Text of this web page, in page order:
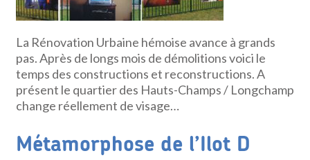
La Rénovation Urbaine hémoise avance à grands
pas. Après de longs mois de démolitions voici le
temps des constructions et reconstructions. A
présent le quartier des Hauts-Champs / Longchamp
change réellement de visage…
Métamorphose de l’Ilot D